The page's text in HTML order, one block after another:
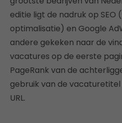
editie ligt de nadruk op SEO
optimalisatie) en Google
andere gekeken naar de
vacatures op de eerste
PageRank van de
gebruik van de
URL.